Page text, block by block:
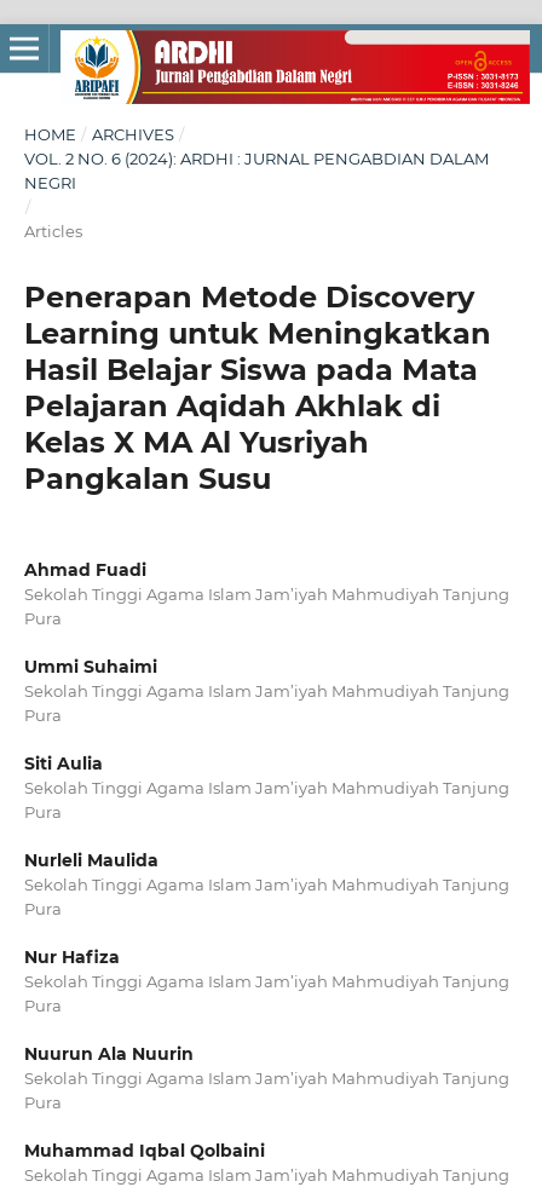
HOME / ARCHIVES /
VOL. 2 NO. 6 (2024): ARDHI : JURNAL PENGABDIAN DALAM
NEGRI
/
Articles
Penerapan Metode Discovery
Learning untuk Meningkatkan
Hasil Belajar Siswa pada Mata
Pelajaran Aqidah Akhlak di
Kelas X MA Al Yusriyah
Pangkalan Susu
Ahmad Fuadi
Sekolah Tinggi Agama Islam Jam’iyah Mahmudiyah Tanjung
Pura
Ummi Suhaimi
Sekolah Tinggi Agama Islam Jam’iyah Mahmudiyah Tanjung
Pura
Siti Aulia
Sekolah Tinggi Agama Islam Jam’iyah Mahmudiyah Tanjung
Pura
Nurleli Maulida
Sekolah Tinggi Agama Islam Jam’iyah Mahmudiyah Tanjung
Pura
Nur Hafiza
Sekolah Tinggi Agama Islam Jam’iyah Mahmudiyah Tanjung
Pura
Nuurun Ala Nuurin
Sekolah Tinggi Agama Islam Jam’iyah Mahmudiyah Tanjung
Pura
Muhammad Iqbal Qolbaini
Sekolah Tinggi Agama Islam Jam’iyah Mahmudiyah Tanjung